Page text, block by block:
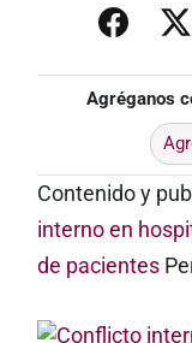
Agréganos
Contenido y
interno en
de pacientes